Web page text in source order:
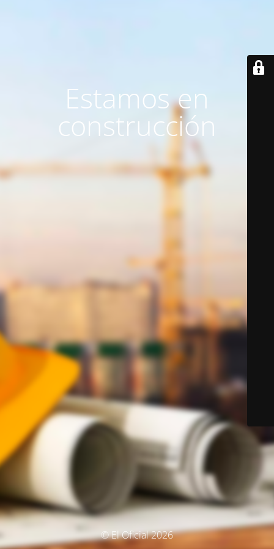
Estamos en
construcción
© El Oficial 2026